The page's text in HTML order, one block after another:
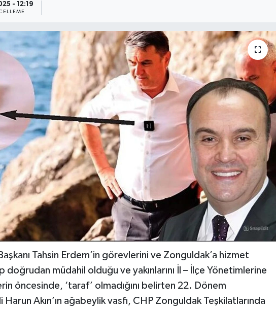
- 12:19
Tahsin Erdem’in görevlerini ve Zonguldak’a hizmet
doğrudan müdahil olduğu ve yakınlarını İl – İlçe Yönetimlerine
öncesinde, ‘taraf’ olmadığını belirten 22. Dönem
Akın’ın ağabeylik vasfı, CHP Zonguldak Teşkilatlarında